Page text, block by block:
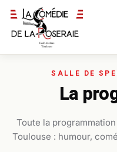
Passer au contenu
La
Toute la
Toulouse : humour,